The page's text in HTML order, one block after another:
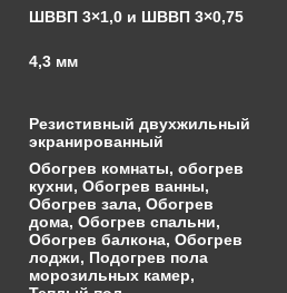
ШВВП 3×1,0 и ШВВП 3×0,75
4,3 мм
Резистивный двухжильный
экранированный
Обогрев комнаты, обогрев
кухни, Обогрев ванны,
Обогрев зала, Обогрев
дома, Обогрев спальни,
Обогрев балкона, Обогрев
лоджи, Подогрев пола
морозильных камер,